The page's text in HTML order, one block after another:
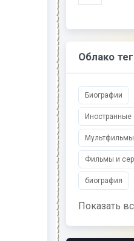
Облако
Биографии
Иностранные
Мультфильмы
Фильмы и
биография
Показать